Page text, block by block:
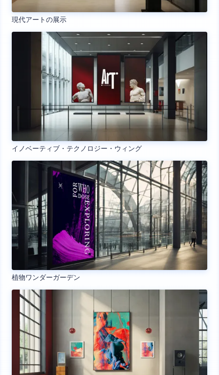
現代アートの展示
イノベーティブ・テクノロジー・ウィング
植物ワンダーガーデン